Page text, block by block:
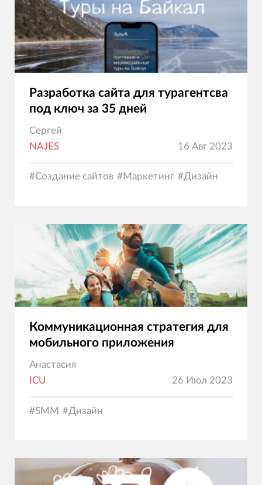
Разработка сайта для турагентсва
под ключ за 35 дней
Сергей
NAJES
16 Авг 2023
#Создание сайтов #Маркетинг #Дизайн
Коммуникационная стратегия для
мобильного приложения
Анастасия
ICU
26 Июл 2023
#SMM #Дизайн